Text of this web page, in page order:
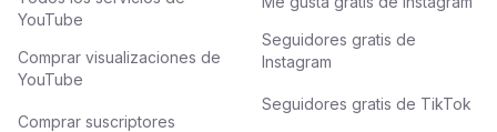
YouTube
Comprar visualizaciones de
YouTube
Comprar suscriptores
Seguidores gratis de
Instagram
Seguidores gratis de TikTok